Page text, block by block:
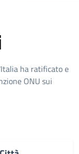
ha ratificato e
ONU sui